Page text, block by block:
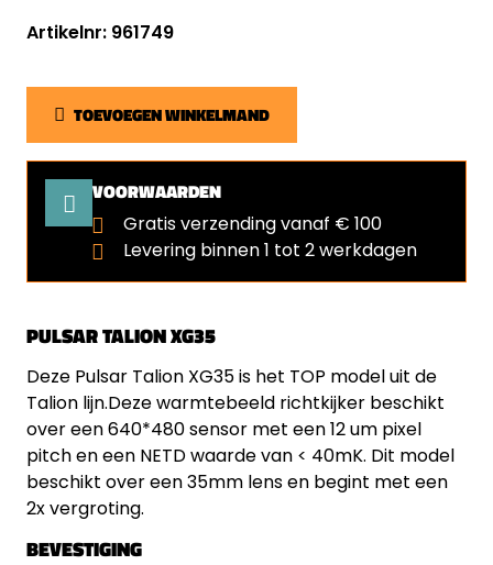
PULSAR TALION XG35
Deze Pulsar Talion XG35 is het TOP model uit de
Talion lijn.Deze warmtebeeld richtkijker beschikt
over een 640*480 sensor met een 12 um pixel
pitch en een NETD waarde van < 40mK. Dit model
beschikt over een 35mm lens en begint met een
2x vergroting.
BEVESTIGING
Artikelnr: 961749
TOEVOEGEN WINKELMAND
VOORWAARDEN
Gratis verzending vanaf € 100
Levering binnen 1 tot 2 werkdagen